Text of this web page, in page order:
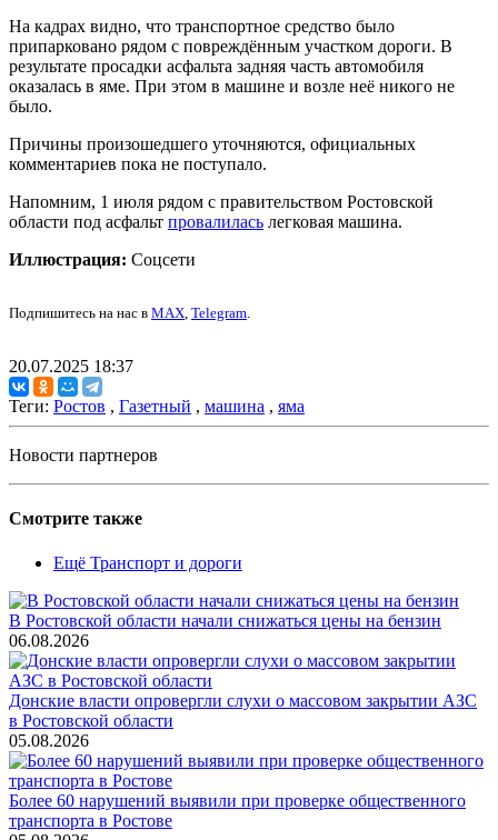
На кадрах видно, что транспортное средство было
припарковано рядом с повреждённым участком дороги. В
результате просадки асфальта задняя часть автомобиля
оказалась в яме. При этом в машине и возле неё никого не
было.
Причины произошедшего уточняются, официальных
комментариев пока не поступало.
Напомним, 1 июля рядом с правительством Ростовской
области под асфальт провалилась легковая машина.
Иллюстрация: Соцсети
Подпишитесь на нас в MAX, Telegram.
20.07.2025 18:37
Теги: Ростов , Газетный , машина , яма
Новости партнеров
Смотрите также
Ещё Транспорт и дороги
В Ростовской области начали снижаться цены на бензин
06.08.2026
Донские власти опровергли слухи о массовом закрытии АЗС
в Ростовской области
05.08.2026
Более 60 нарушений выявили при проверке общественного
транспорта в Ростове